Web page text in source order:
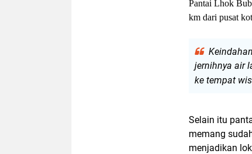
Pantai Lhok B
km dari pusat
jernihnya air
ke tempat
Selain itu
memang
menjadikan